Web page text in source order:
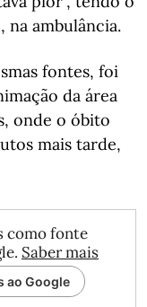
na ambulância.
fontes, foi
da área
onde o óbito
mais tarde,
como fonte
Saber mais
ao Google